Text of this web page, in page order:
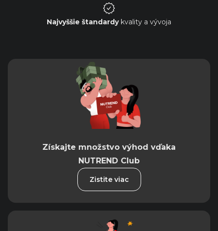
Najvyššie štandardykvality a vývoja
Získajte množstvo výhod vďaka
NUTREND Club
Zistite viac